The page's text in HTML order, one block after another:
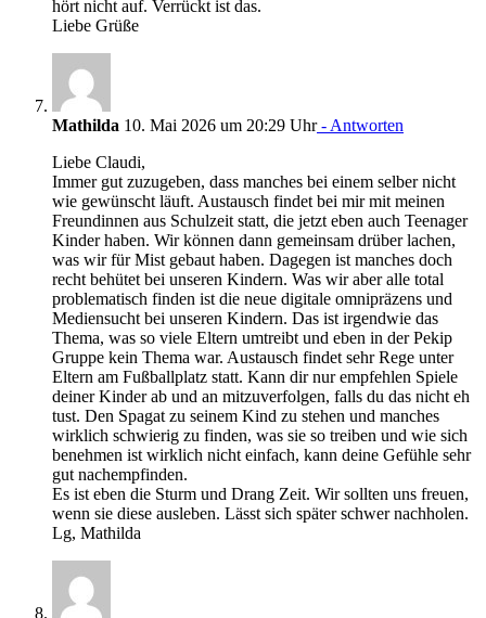
hört nicht auf. Verrückt ist das.
Liebe Grüße
Mathilda 10. Mai 2026 um 20:29 Uhr- Antworten
Liebe Claudi,
Immer gut zuzugeben, dass manches bei einem selber nicht
wie gewünscht läuft. Austausch findet bei mir mit meinen
Freundinnen aus Schulzeit statt, die jetzt eben auch Teenager
Kinder haben. Wir können dann gemeinsam drüber lachen,
was wir für Mist gebaut haben. Dagegen ist manches doch
recht behütet bei unseren Kindern. Was wir aber alle total
problematisch finden ist die neue digitale omnipräzens und
Mediensucht bei unseren Kindern. Das ist irgendwie das
Thema, was so viele Eltern umtreibt und eben in der Pekip
Gruppe kein Thema war. Austausch findet sehr Rege unter
Eltern am Fußballplatz statt. Kann dir nur empfehlen Spiele
deiner Kinder ab und an mitzuverfolgen, falls du das nicht eh
tust. Den Spagat zu seinem Kind zu stehen und manches
wirklich schwierig zu finden, was sie so treiben und wie sich
benehmen ist wirklich nicht einfach, kann deine Gefühle sehr
gut nachempfinden.
Es ist eben die Sturm und Drang Zeit. Wir sollten uns freuen,
wenn sie diese ausleben. Lässt sich später schwer nachholen.
Lg, Mathilda